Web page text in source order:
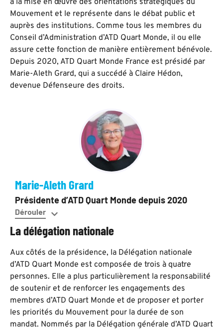
à la mise en œuvre des orientations stratégiques du
Mouvement et le représente dans le débat public et
auprès des institutions. Comme tous les membres du
Conseil d’Administration d’ATD Quart Monde, il ou elle
assure cette fonction de manière entièrement bénévole.
Depuis 2020, ATD Quart Monde France est présidé par
Marie-Aleth Grard, qui a succédé à Claire Hédon,
devenue Défenseure des droits.
Marie-Aleth Grard
Présidente d’ATD Quart Monde depuis 2020
La délégation nationale
Aux côtés de la présidence, la Délégation nationale
d’ATD Quart Monde est composée de trois à quatre
personnes. Elle a plus particulièrement la responsabilité
de soutenir et de renforcer les engagements des
membres d’ATD Quart Monde et de proposer et porter
les priorités du Mouvement pour la durée de son
mandat. Nommés par la Délégation générale d’ATD Quart